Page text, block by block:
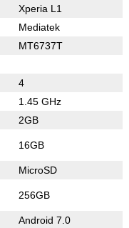
Xperia L1
Mediatek
MT6737T
4
1.45 GHz
2GB
16GB
MicroSD
256GB
Android 7.0